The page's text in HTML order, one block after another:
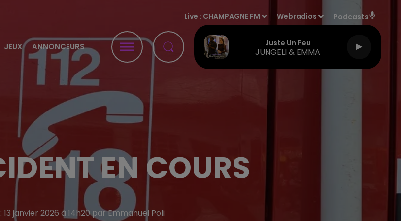
JEUX ANNONCEURS
Live : CHAMPAGNE FM Webradios Podcasts
Juste Un Peu
JUNGELI & EMMA
EN COURS
13 janvier 2026 à 14h20 par Emmanuel Poli